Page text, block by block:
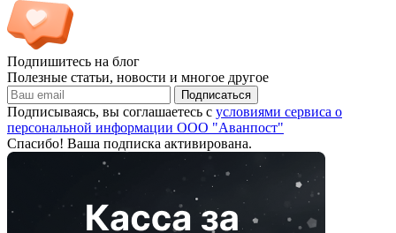
Подпишитесь на блог
Полезные статьи, новости и многое другое
Подписаться
Подписываясь, вы соглашаетесь с условиями сервиса о
персональной информации ООО "Аванпост"
Спасибо! Ваша подписка активирована.